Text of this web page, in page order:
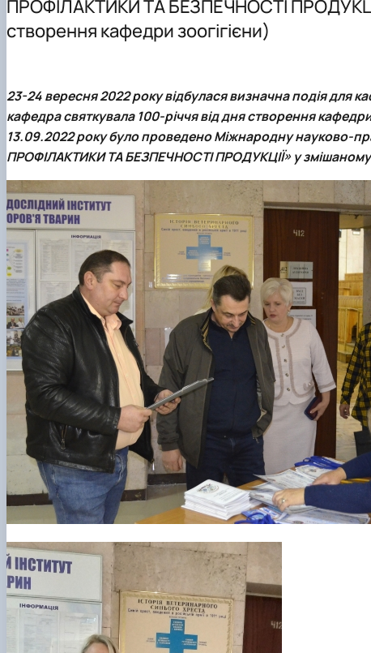
ПРОФІЛАКТИКИ ТА БЕЗПЕЧНОСТІ
створення кафедри зоогігієни)
23-24 вересня 2022 року відбулася визначна подія для
кафедра святкувала 100-річчя від дня створення
13.09.2022 року було проведено Міжнародну науково-
ПРОФІЛАКТИКИ ТА БЕЗПЕЧНОСТІ ПРОДУКЦІЇ» у